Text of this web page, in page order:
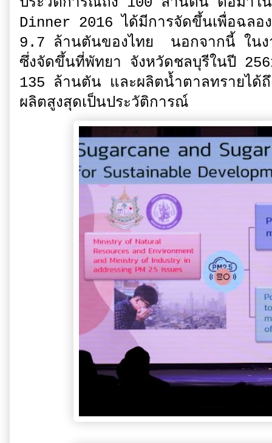
Dinner 2016 ได้มีการจัดขึ้นเพื่อฉลอ
9.7 ล้านตันของไทย นอกจากนี้ ใ
ซึ่งจัดขึ้นที่พัทยา จังหวัดชลบุรีในปี
135 ล้านตัน และผลิตน้ำตาลทรายไ
ผลิตสูงสุดเป็นประวัติการณ์